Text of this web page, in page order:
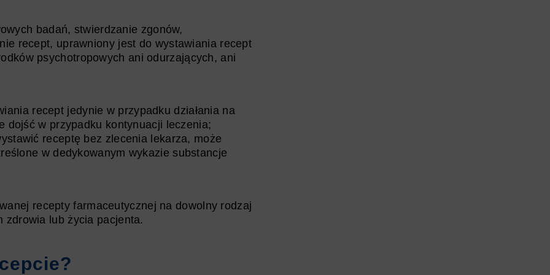
badań, stwierdzanie zgonów,
recept, uprawniony jest do wystawiania recept
psychotropowych ani odurzających, ani
recept jedynie w przypadku działania na
dojść w przypadku kontynuacji leczenia;
receptę bez zlecenia lekarza, może
w dedykowanym wykazie substancje
recepty farmaceutycznej na dowolny rodzaj
zdrowia lub życia pacjenta.